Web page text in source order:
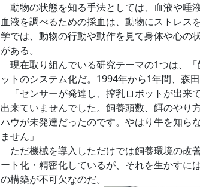
動物の状態を知る手法としては、血液や唾
血液を調べるための採血は、動物にストレス
学では、動物の行動や動作を見て身体や心の
がある。
現在取り組んでいる研究テーマの1つは、
ットのシステム化だ。1994年から1年間、森
「センサーが発達し、搾乳ロボットが出来
出来ていませんでした。飼養頭数、餌のやり
ハウが未発達だったのです。やはり牛を知ら
ません」
ただ機械を導入しただけでは飼養環境の改
ート化・精密化しているが、それを生かすに
の構築が不可欠なのだ。